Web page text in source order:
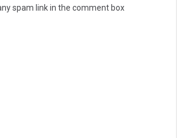
spam link in the comment box